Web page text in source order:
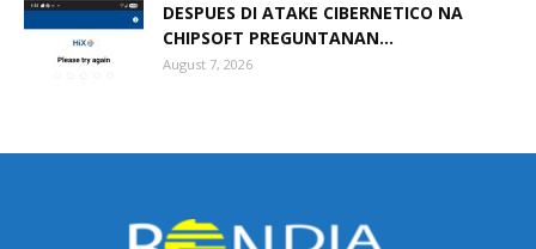
DESPUES DI ATAKE CIBERNETICO NA
CHIPSOFT PREGUNTANAN...
August 7, 2026